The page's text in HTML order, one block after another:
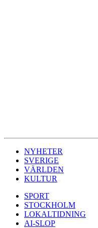
NYHETER
SVERIGE
VÄRLDEN
KULTUR
SPORT
STOCKHOLM
LOKALTIDNING
AI-SLOP